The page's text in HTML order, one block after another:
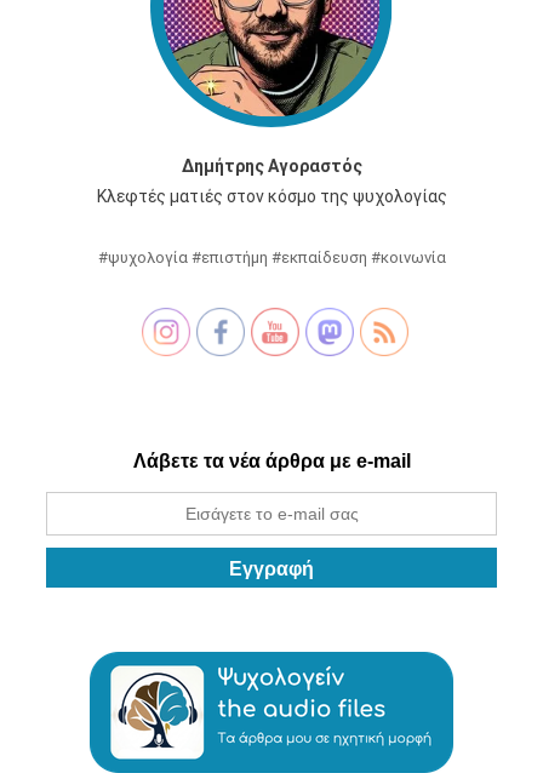
Δημήτρης Αγοραστός
Κλεφτές ματιές στον κόσμο της ψυχολογίας
#ψυχολογία #επιστήμη #εκπαίδευση #κοινωνία
Λάβετε τα νέα άρθρα με e-mail